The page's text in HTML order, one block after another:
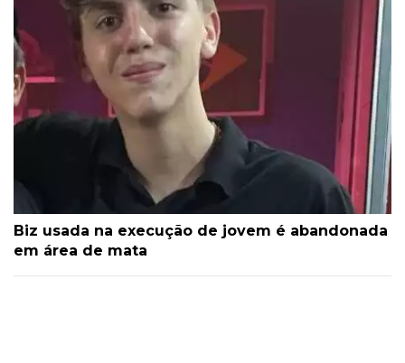
Biz usada na execução de jovem é abandonada
em área de mata